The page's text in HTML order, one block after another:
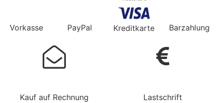
Vorkasse PayPal Kreditkarte Barzahlung
Kauf auf Rechnung Lastschrift